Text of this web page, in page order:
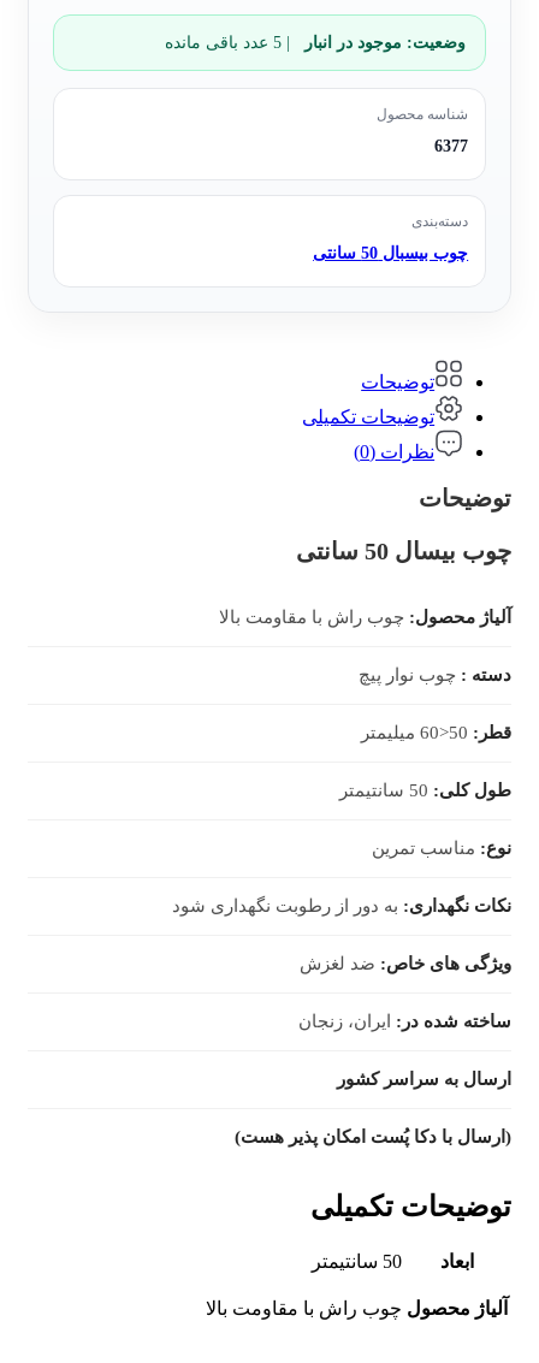
وضعیت: موجود در انبار
شناسه محصول
6377
دسته‌بندی
چوب بیسبال 50 سانتی
توضیحات
توضیحات تکمیلی
نظرات (0)
توضیحات
چوب بیسال 50 سانتی
آلیاژ محصول: چوب راش با مقاومت بالا
دسته : چوب نوار پیچ
قطر:
طول کلی:
نوع: مناسب تمرین
نکات نگهداری: به دور از رطوبت نگهداری شود
ویژگی‌ های خاص: ضد‌ لغزش
ساخته شده در: ایران، زنجان
ارسال به سراسر کشور
(ارسال با دکا پُست امکان پذیر هست)
توضیحات تکمیلی
ابعاد 50 سانتیمتر
آلیاژ محصول چوب راش با مقاومت بالا